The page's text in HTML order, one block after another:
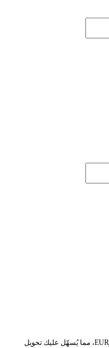
يوفر مُحوّل LBank سعر الصرف الفوري لـ OPEN وEUR، مما يُسهّل عليك تحويل